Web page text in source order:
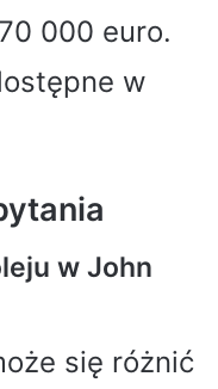
000 euro.
w
w John
się różnić